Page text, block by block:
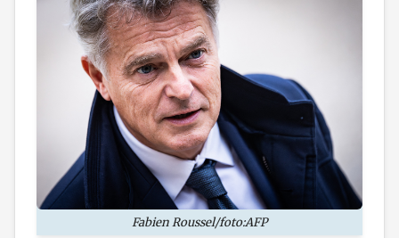
Fabien Roussel/foto:AFP